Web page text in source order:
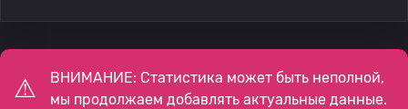
ВНИМАНИЕ: Статистика может быть неполной,
мы продолжаем добавлять актуальные данные.